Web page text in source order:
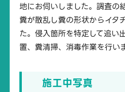
地にお伺いしました。調査の
糞が散乱し糞の形状からイタ
た。侵入箇所を特定して追い
置、糞清掃、消毒作業を行い
施工中写真